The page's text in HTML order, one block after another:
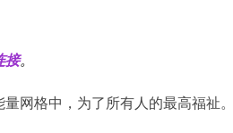
接。
网格中，为了所有人的最高福祉。